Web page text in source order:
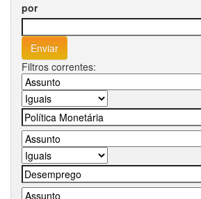
por
Filtros correntes: